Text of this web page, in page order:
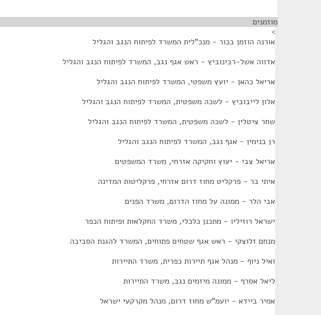
מוזמנים
>
אורנה הוזמן בכור - מנכ"לית המשרד לפיתוח הנגב והגליל
אדווה אשל-רבינוביץ - ראש אגף נגב, המשרד לפיתוח הנגב והגליל
אריאל כהאן - יועץ משפטי, המשרד לפיתוח הנגב והגליל
אלון לייבוביץ - לשכה משפטית, המשרד לפיתוח הנגב והגליל
שחר ציטלין - לשכה משפטית, המשרד לפיתוח הנגב והגליל
רן בנימין - אגף נגב, המשרד לפיתוח הנגב והגליל
אריאל צבי - יעוץ וחקיקה אזרחי, משרד המשפטים
איתי בר - פרקליט מחוז דרום אזרחי, פרקליטות המדינה
אבי הלר - ממונה על מחוז הדרום, משרד הפנים
ישראל רוזיליו - מתכנן כלכלי, משרד החקלאות ופיתוח הכפר
מנחם זלוצקי - ראש אגף שטחים פתוחים, המשרד להגנת הסביבה
ואיל ניוף - מנהל אגף תיירות כפרית, משרד התיירות
ליאל אסרף - ממונה מיזמים נגב, משרד התיירות
אמיר ביידא - יועמ"ש מחוז דרום, מנהל מקרקעי ישראל